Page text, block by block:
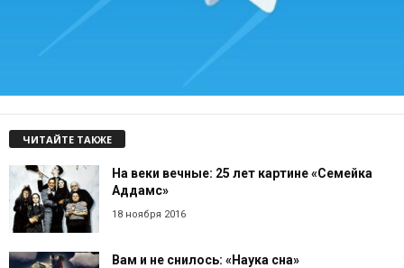
ЧИТАЙТЕ ТАКЖЕ
На веки вечные: 25 лет картине «Семейка
Аддамс»
18 ноября 2016
Вам и не снилось: «Наука сна»